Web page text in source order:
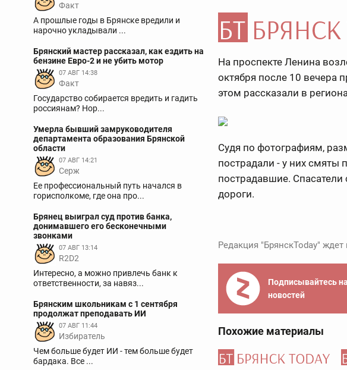
Факт
А прошлые годы в Брянске вредили и
нарочно укладывали ...
Брянский мастер рассказал, как ездить на
бензине Евро-2 и не убить мотор
07 АВГ 14:38
Факт
Государство собирается вредить и гадить
россиянам? Нор...
Умерла бывший замруководителя
департамента образования Брянской
области
07 АВГ 14:21
Серж
Ее профессиональный путь начался в
горисполкоме, где она про...
Брянец выиграл суд против банка,
донимавшего его бесконечными
звонками
07 АВГ 13:14
R2D2
Интересно, а можно привлечь банк к
ответственности, за навяз...
Брянским школьникам с 1 сентября
продолжат преподавать ИИ
07 АВГ 11:44
Избиратель
Чем больше будет ИИ - тем больше будет
бардака. Все ...
На проспекте Ленина
октября после 10 вечера
этом рассказали в
Судя по фотографиям,
пострадали - у них смяты
пострадавшие.
дороги.
Редакция "БрянскToday"
Подписывайтесь
новостей
Похожие материалы